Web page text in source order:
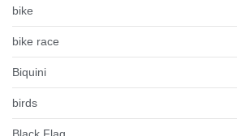
bike
bike race
Biquini
birds
Black Flag